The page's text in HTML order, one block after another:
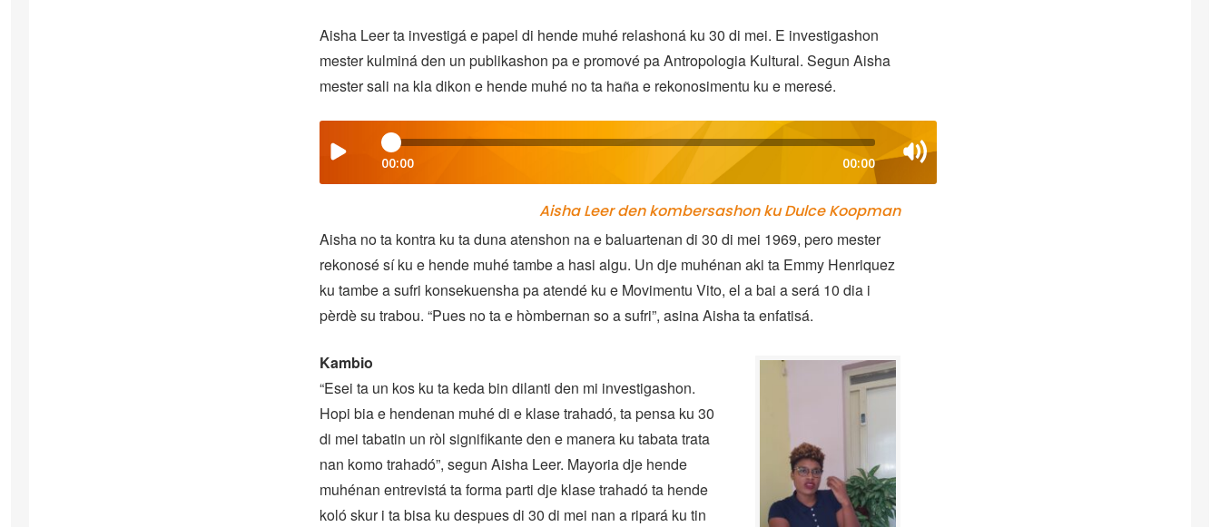
Aisha Leer ta investigá e papel di hende muhé relashoná ku 30 di mei. E investigashon
mester kulminá den un publikashon pa e promové pa Antropologia Kultural. Segun Aisha
mester sali na kla dikon e hende muhé no ta haña e rekonosimentu ku e meresé.
00:00 00:00
Aisha Leer den kombersashon ku Dulce Koopman
Aisha no ta kontra ku ta duna atenshon na e baluartenan di 30 di mei 1969, pero mester
rekonosé sí ku e hende muhé tambe a hasi algu. Un dje muhénan aki ta Emmy Henriquez
ku tambe a sufri konsekuensha pa atendé ku e Movimentu Vito, el a bai a será 10 dia i
pèrdè su trabou. “Pues no ta e hòmbernan so a sufri”, asina Aisha ta enfatisá.
Kambio
“Esei ta un kos ku ta keda bin dilanti den mi investigashon.
Hopi bia e hendenan muhé di e klase trahadó, ta pensa ku 30
di mei tabatin un ròl signifikante den e manera ku tabata trata
nan komo trahadó”, segun Aisha Leer. Mayoria dje hende
muhénan entrevistá ta forma parti dje klase trahadó ta hende
koló skur i ta bisa ku despues di 30 di mei nan a ripará ku tin